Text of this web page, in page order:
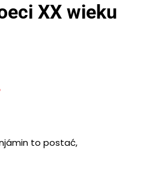
XX wieku
to postać,